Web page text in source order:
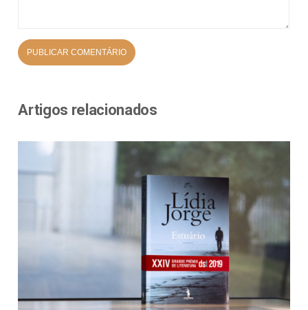
Artigos relacionados